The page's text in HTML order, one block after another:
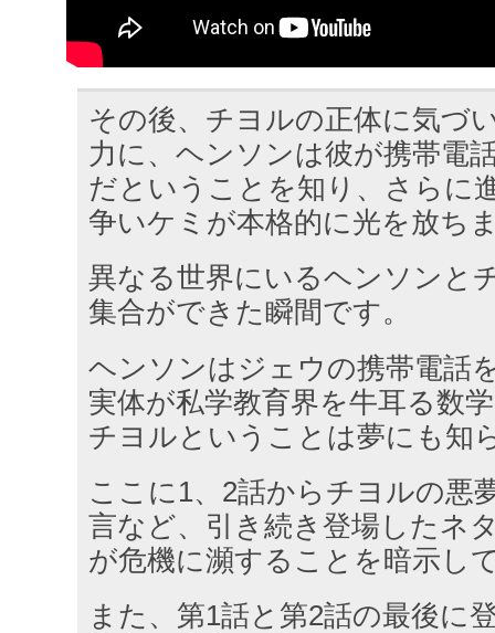
その後、チヨルの正体に気づ
力に、ヘンソンは彼が携帯電
だということを知り、さらに
争いケミが本格的に光を放ち
異なる世界にいるヘンソンと
集合ができた瞬間です。
ヘンソンはジェウの携帯電話
実体が私学教育界を牛耳る数
チヨルということは夢にも知
ここに1、2話からチヨルの悪
言など、引き続き登場したネ
が危機に瀕することを暗示し
また、第1話と第2話の最後に